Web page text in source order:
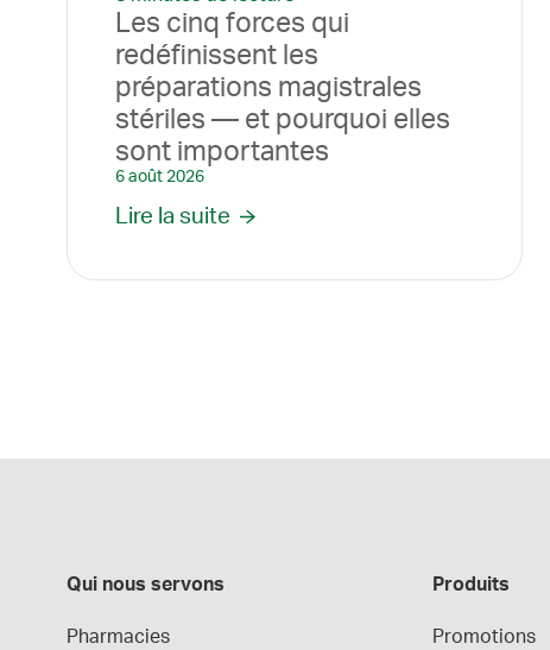
Les cinq forces qui
redéfinissent les
préparations magistrales
stériles — et pourquoi elles
sont importantes
6 août 2026
Lire la suite
Qui nous servons
Pharmacies
Produits
Promotions